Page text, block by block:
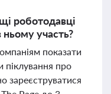
роботодавці
ньому участь?
показати
піклування про
зареєструватися